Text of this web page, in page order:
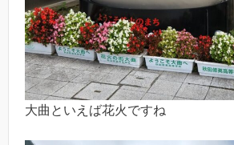
大曲といえば花火ですね